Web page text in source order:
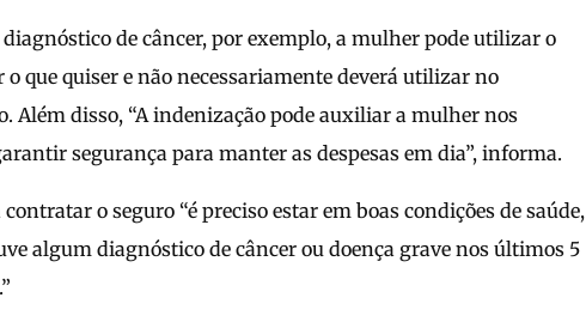
de câncer, por exemplo, a mulher pode utilizar o
que quiser e não necessariamente deverá utilizar no
Além disso, “A indenização pode auxiliar a mulher nos
segurança para manter as despesas em dia”, informa.
o seguro “é preciso estar em boas condições de saúde,
algum diagnóstico de câncer ou doença grave nos últimos 5